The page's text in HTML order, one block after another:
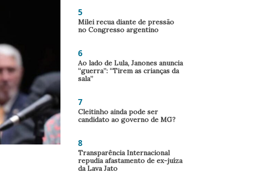
5
Milei recua diante de pressão
no Congresso argentino
6
Ao lado de Lula, Janones anuncia
“guerra”: “Tirem as crianças da
sala”
7
Cleitinho ainda pode ser
candidato ao governo de MG?
8
Transparência Internacional
repudia afastamento de ex-juíza
da Lava Jato